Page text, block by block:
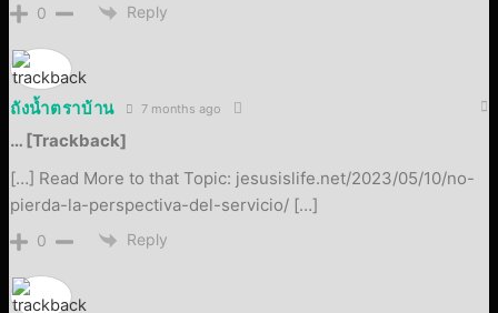
0 Reply
ถังน้ำตราบ้าน 7 months ago
… [Trackback]
[…] Read More to that Topic: jesusislife.net/2023/05/10/no-
pierda-la-perspectiva-del-servicio/ […]
0 Reply